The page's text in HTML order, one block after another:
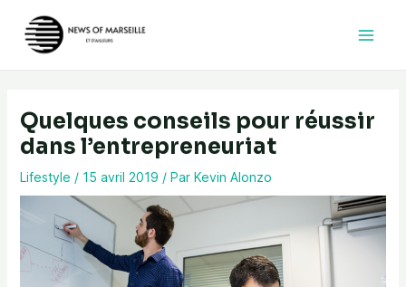
contenu
Quelques conseils pour réussir
dans l’entrepreneuriat
Lifestyle / 15 avril 2019 / Par Kevin Alonzo